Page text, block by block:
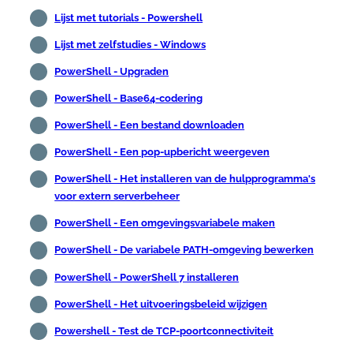
Lijst met tutorials - Powershell
Lijst met zelfstudies - Windows
PowerShell - Upgraden
PowerShell - Base64-codering
PowerShell - Een bestand downloaden
PowerShell - Een pop-upbericht weergeven
PowerShell - Het installeren van de hulpprogramma's
voor extern serverbeheer
PowerShell - Een omgevingsvariabele maken
PowerShell - De variabele PATH-omgeving bewerken
PowerShell - PowerShell 7 installeren
PowerShell - Het uitvoeringsbeleid wijzigen
Powershell - Test de TCP-poortconnectiviteit